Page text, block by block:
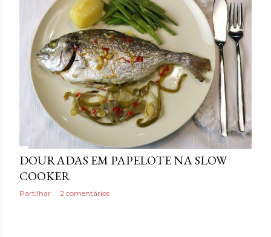
DOURADAS EM PAPELOTE NA SLOW
COOKER
Partilhar 2 comentários